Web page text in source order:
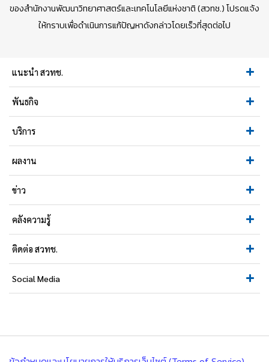
ของสำนักงานพัฒนาวิทยาศาสตร์และเทคโนโลยีแห่งชาติ (สวทช.) โปรดแจ้ง
ให้ทราบเพื่อดำเนินการแก้ปัญหาดังกล่าวโดยเร็วที่สุดต่อไป
แนะนำ สวทช.
พันธกิจ
บริการ
ผลงาน
ข่าว
คลังความรู้
ติดต่อ สวทช.
Social Media